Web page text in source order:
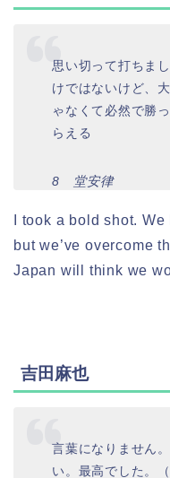
思い切って打ちま
けではないけど、
ゃなくて必然で勝
らえる
8 堂安律
I took a bold shot.
but we’ve overcome
Japan will think we
吉田麻也
言葉になりません
い。最高でした。